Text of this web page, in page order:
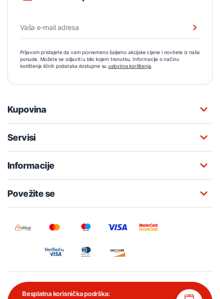
Prijavom pristajete da vam povremeno šaljemo akcijske cijene i novitete iz naše
ponude. Možete se odjaviti u bilo kojem trenutku. Informacije o načinu
korištenja ličnih podataka dostupne su uslovima korištenja.
Kupovina
Servisi
Informacije
Povežite se
Besplatna korisnička podrška: